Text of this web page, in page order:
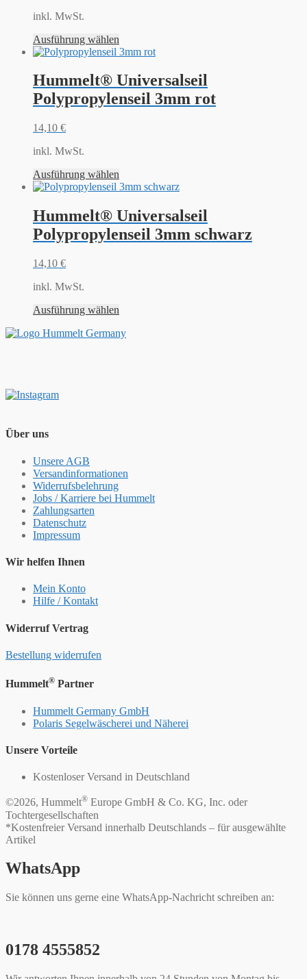
inkl. MwSt.
Ausführung wählen
Hummelt® Universalseil
Polypropylenseil 3mm rot
14,10 €
inkl. MwSt.
Ausführung wählen
Hummelt® Universalseil
Polypropylenseil 3mm schwarz
14,10 €
inkl. MwSt.
Ausführung wählen
Über uns
Unsere AGB
Versandinformationen
Widerrufsbelehrung
Jobs / Karriere bei Hummelt
Zahlungsarten
Datenschutz
Impressum
Wir helfen Ihnen
Mein Konto
Hilfe / Kontakt
Widerruf Vertrag
Bestellung widerrufen
Hummelt® Partner
Hummelt Germany GmbH
Polaris Segelwäscherei und Näherei
Unsere Vorteile
Kostenloser Versand in Deutschland
©2026, Hummelt® Europe GmbH & Co. KG, Inc. oder
Tochtergesellschaften
*Kostenfreier Versand innerhalb Deutschlands – für ausgewählte
Artikel
WhatsApp
Sie können uns gerne eine WhatsApp-Nachricht schreiben an:
0178 4555852